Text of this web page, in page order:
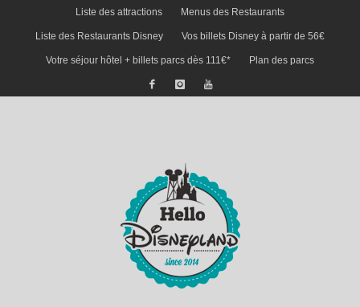
Liste des attractions Menus des Restaurants
Liste des Restaurants Disney Vos billets Disney à partir de 56€
Votre séjour hôtel + billets parcs dès 111€* Plan des parcs